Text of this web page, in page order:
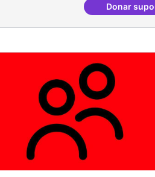
Donar3-4